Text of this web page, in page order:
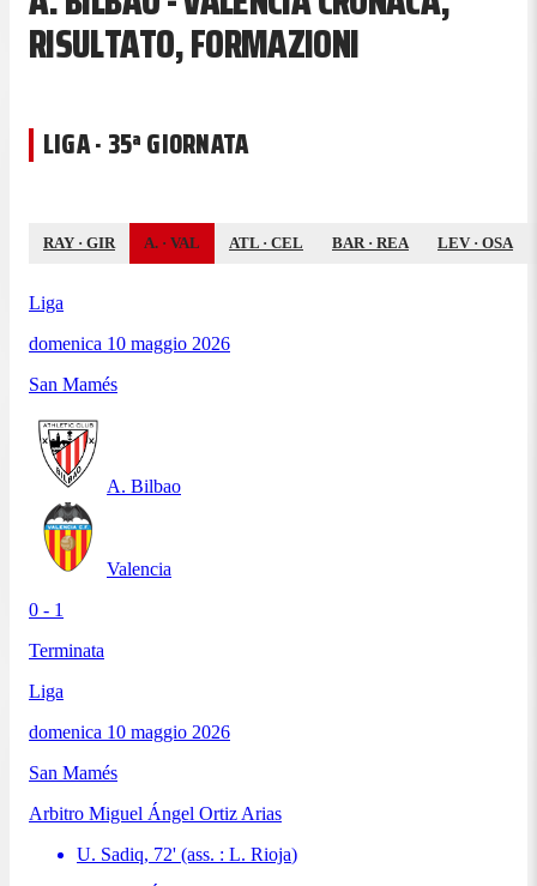
RISULTATO, FORMAZIONI
LIGA · 35ª GIORNATA
RAY · GIR A. · VAL ATL · CEL BAR· REA LEV· OSA
Liga
domenica 10 maggio 2026
San Mamés
A. Bilbao
Valencia
0 - 1
Terminata
Liga
domenica 10 maggio 2026
San Mamés
Arbitro Miguel Ángel Ortiz Arias
U. Sadiq, 72' (ass. : L. Rioja)